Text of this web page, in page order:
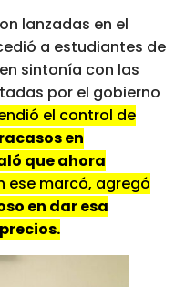
lanzadas en el
a estudiantes de
sintonía con las
por el gobierno
el control de
en
que ahora
ese marcó, agregó
en dar esa